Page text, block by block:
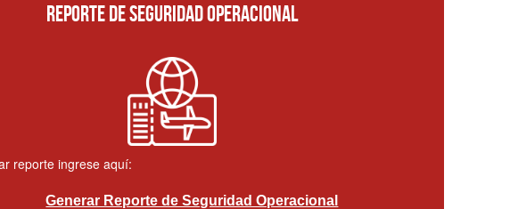
REPORTE DE SEGURIDAD OPERACIONAL
reporte ingrese aquí:
Generar Reporte de Seguridad Operacional